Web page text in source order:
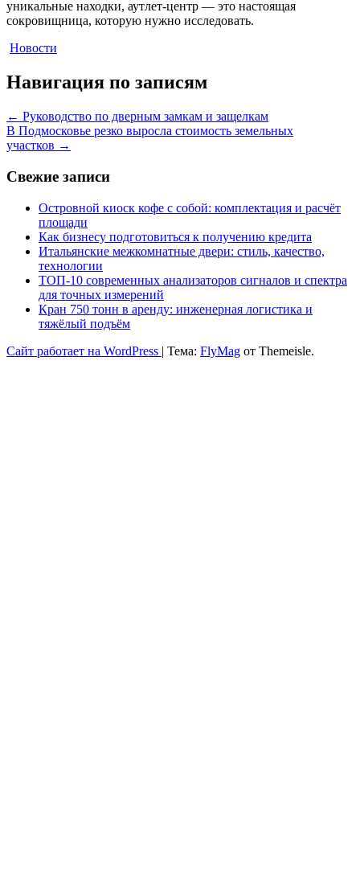
уникальные находки, аутлет-центр — это настоящая
сокровищница, которую нужно исследовать.
Новости
Навигация по записям
← Руководство по дверным замкам и защелкам
В Подмосковье резко выросла стоимость земельных
участков →
Свежие записи
Островной киоск кофе с собой: комплектация и расчёт
площади
Как бизнесу подготовиться к получению кредита
Итальянские межкомнатные двери: стиль, качество,
технологии
ТОП-10 современных анализаторов сигналов и спектра
для точных измерений
Кран 750 тонн в аренду: инженерная логистика и
тяжёлый подъём
Сайт работает на WordPress | Тема: FlyMag от Themeisle.